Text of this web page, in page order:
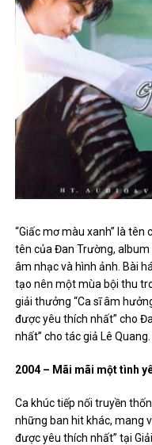
“Giấc mơ màu xanh” là
tên của Đan Trường, album
âm nhạc và hình ảnh. Bài
tạo nên một mùa bội thu
giải thưởng “Ca sĩ âm
được yêu thích nhất” cho
nhất” cho tác giả Lê Quang.
2004 – Mãi mãi một tình
Ca khúc tiếp nối truyền
những ban hit khác, mang
được yêu thích nhất” tại